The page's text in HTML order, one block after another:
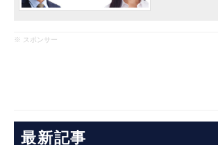
※ スポンサー
最新記事